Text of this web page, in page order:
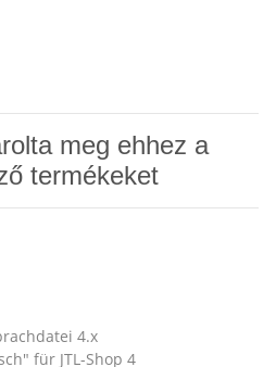
meg ehhez a
termékeket